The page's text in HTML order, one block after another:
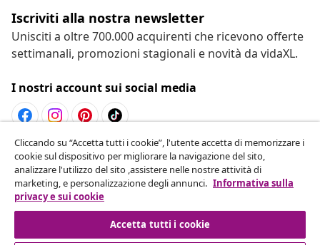
Iscriviti alla nostra newsletter
Unisciti a oltre 700.000 acquirenti che ricevono offerte
settimanali, promozioni stagionali e novità da vidaXL.
I nostri account sui social media
Recesso dal contratto
Invia una richiesta di recesso per il tuo ordine.
Recesso dal contratto
Cliccando su “Accetta tutti i cookie”, l'utente accetta di memorizzare i
cookie sul dispositivo per migliorare la navigazione del sito,
analizzare l'utilizzo del sito ,assistere nelle nostre attività di
marketing, e personalizzazione degli annunci. Informativa sulla
privacy e sui cookie
Accetta tutti i cookie